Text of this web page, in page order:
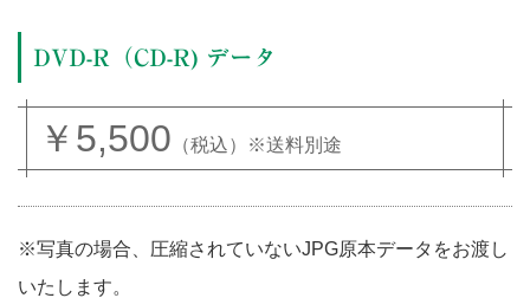
DVD-R（CD-R) データ
￥5,500 （税込）※送料別途
※写真の場合、圧縮されていないJPG原本データをお渡し
いたします。